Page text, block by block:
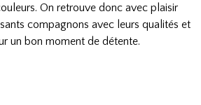
On retrouve donc avec plaisir
compagnons avec leurs qualités et
un bon moment de détente.